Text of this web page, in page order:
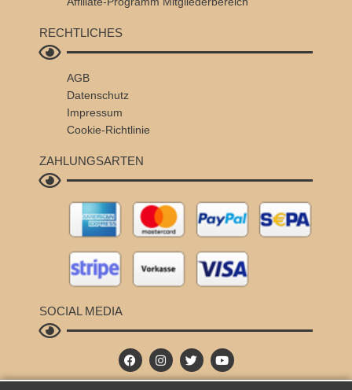
RECHTLICHES
AGB
Datenschutz
Impressum
Cookie-Richtlinie
ZAHLUNGSARTEN
SOCIAL MEDIA
F
a
I
n
T
w
Y
o